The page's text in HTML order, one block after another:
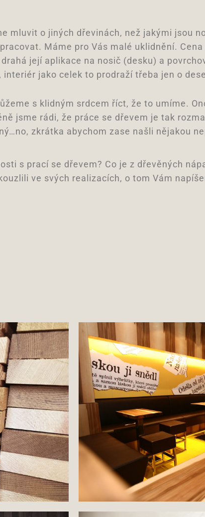
mluvit o jiných dřevinách, než jakými jsou
Máme pro Vás malé uklidnění.
její aplikace na nosič (desku) a
jako celek to prodraží třeba jen o
s klidným srdcem říct, že to umíme.
jsme rádi, že práce se dřevem je tak
zkrátka abychom zase našli nějakou
s prací se dřevem? Co je z dřevěných
ve svých realizacích, o tom Vám